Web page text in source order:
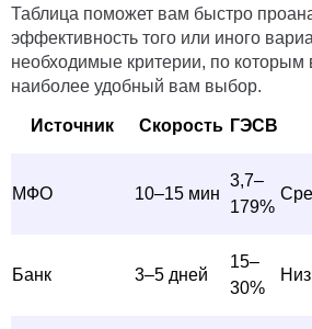
Таблица поможет вам быстро
эффективность того или иного
необходимые критерии, по которым
наиболее удобный вам выбор.
Источник Скорость ГЭСВ
МФО 10–15 мин
3,7–
179%
Банк 3–5 дней
15–
30%